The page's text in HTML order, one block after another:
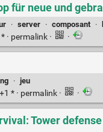
für neue und
· server · composant ·
· permalink · ·
· jeu
* · permalink · ·
Tower